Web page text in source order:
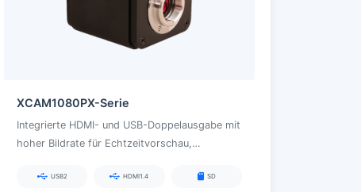
XCAM1080PX-Serie
Integrierte HDMI- und USB-Doppelausgabe mit
hoher Bildrate für Echtzeitvorschau,
Lehre, Industrie und wissenschaftliche
USB2 HDMI1.4 SD